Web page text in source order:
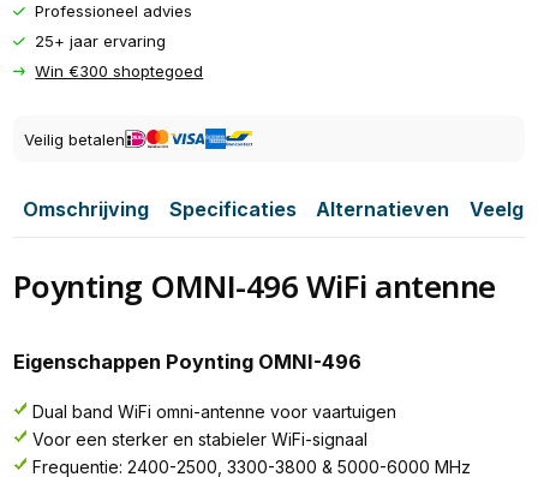
Professioneel advies
25+ jaar ervaring
Win €300 shoptegoed
Veilig betalen
Omschrijving Specificaties Alternatieven
Poynting OMNI-496 WiFi antenne
Eigenschappen Poynting OMNI-496
Dual band WiFi omni-antenne voor vaartuigen
Voor een sterker en stabieler WiFi-signaal
Frequentie: 2400-2500, 3300-3800 & 5000-6000 MHz